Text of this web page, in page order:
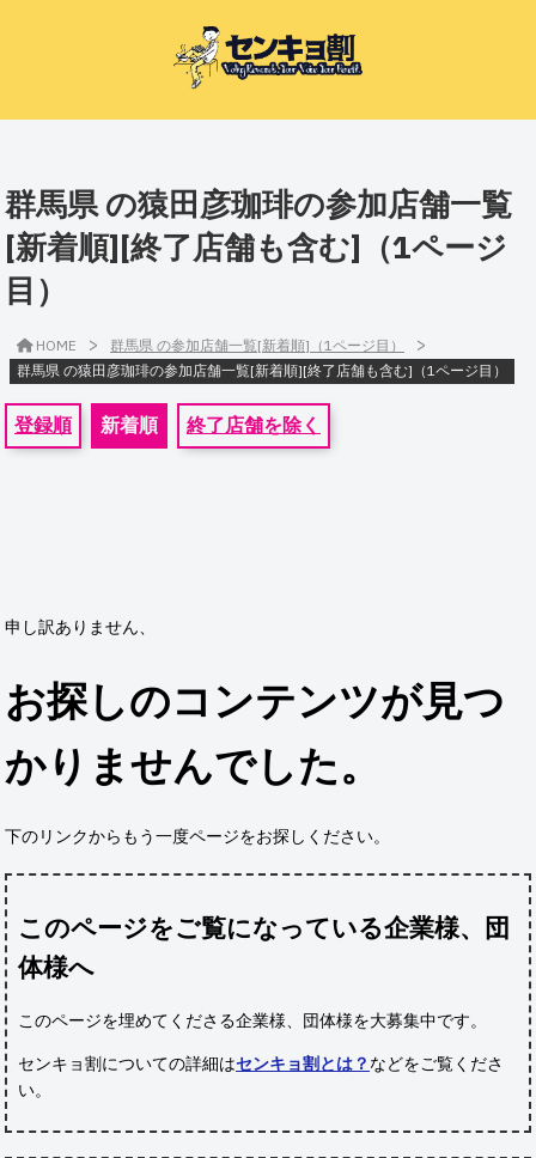
群馬県 の猿田彦珈琲の参加店舗一覧
[新着順][終了店舗も含む]（1ページ
目）
HOME > 群馬県 の参加店舗一覧[新着順]（1ページ目） >
群馬県 の猿田彦珈琲の参加店舗一覧[新着順][終了店舗も含む]（1ページ目）
登録順 新着順 終了店舗を除く
申し訳ありません、
お探しのコンテンツが見つ
かりませんでした。
下のリンクからもう一度ページをお探しください。
このページをご覧になっている企業様、団
体様へ
このページを埋めてくださる企業様、団体様を大募集中です。
センキョ割についての詳細はセンキョ割とは？ などをご覧くださ
い。